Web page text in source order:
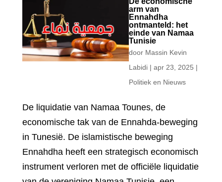
arm van
Ennahdha
ontmanteld: het
einde van Namaa
Tunisie
door Massin Kevin
Labidi| apr 23, 2025 |
Politiek en Nieuws
De liquidatie van Namaa Tounes, de
economische tak van de Ennahda-beweging
in Tunesië. De islamistische beweging
Ennahdha heeft een strategisch economisch
instrument verloren met de officiële liquidatie